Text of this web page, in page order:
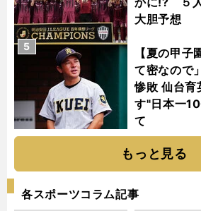
大胆予想
【夏の甲
て密なので
惨敗 仙台育
す"日本一
て
5
もっと見る
各スポーツコラム記事